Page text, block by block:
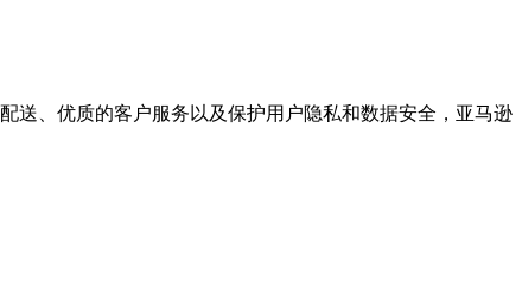
送、优质的客户服务以及保护用户隐私和数据安全，亚马逊